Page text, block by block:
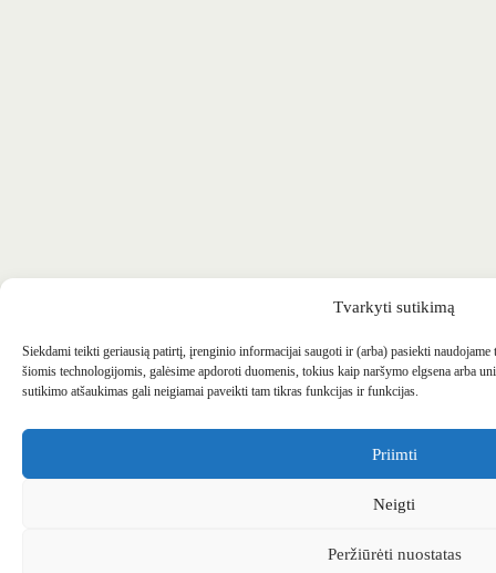
Tvarkyti sutikimą
Siekdami teikti geriausią patirtį, įrenginio informacijai saugoti ir (arba) pasiekti
šiomis technologijomis, galėsime apdoroti duomenis, tokius kaip naršymo elgsena arba
sutikimo atšaukimas gali neigiamai paveikti tam tikras funkcijas ir funkcijas.
Priimti
Neigti
Peržiūrėti nuostatas